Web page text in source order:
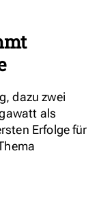
dazu zwei
als
Erfolge für